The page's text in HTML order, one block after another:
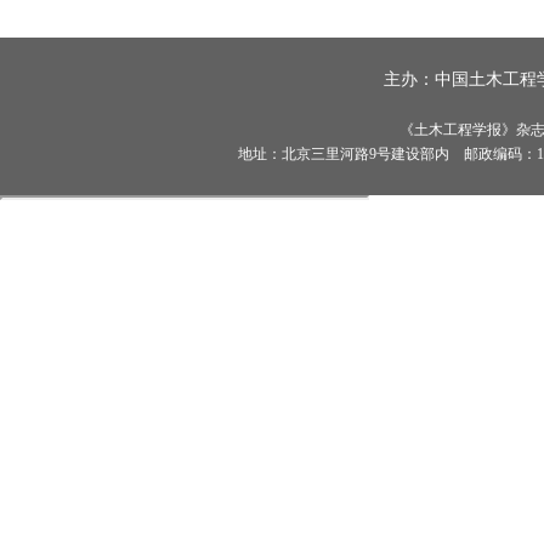
主办： 中国土木工程
《土木工程学报》杂
地址：北京三里河路9号建设部内 邮政编码